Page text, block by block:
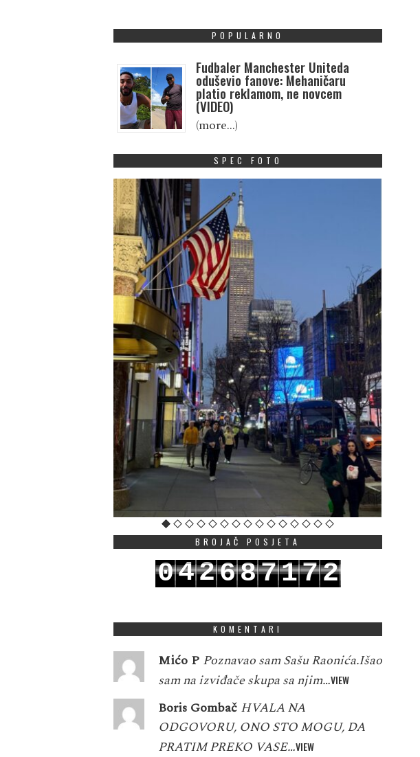
POPULARNO
Fudbaler Manchester Uniteda
oduševio fanove: Mehaničaru
platio reklamom, ne novcem
(VIDEO)
(more…)
SPEC FOTO
BROJAČ POSJETA
042687172
KOMENTARI
Mićo P Poznavao sam Sašu Raonića.Išao
sam na izviđače skupa sa njim…VIEW
Boris Gombač HVALA NA
ODGOVORU, ONO STO MOGU, DA
PRATIM PREKO VASE…VIEW